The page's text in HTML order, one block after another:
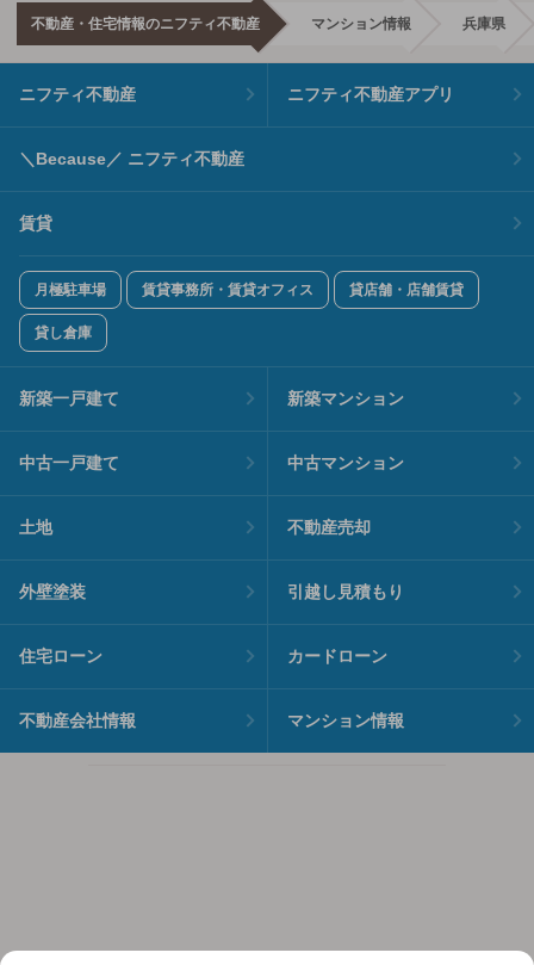
不動産・住宅情報のニフティ不動産 マンション情報 兵庫県
ニフティ不動産 ニフティ不動産アプリ
＼Because／ ニフティ不動産
賃貸
月極駐車場 賃貸事務所・賃貸オフィス 貸店舗・店舗賃貸
貸し倉庫
新築一戸建て 新築マンション
中古一戸建て 中古マンション
土地 不動産売却
外壁塗装 引越し見積もり
住宅ローン カードローン
不動産会社情報 マンション情報